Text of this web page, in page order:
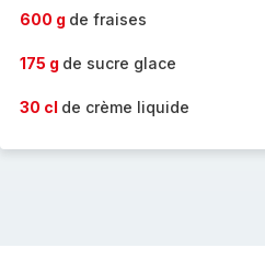
600 g de fraises
175 g de sucre glace
30 cl de crème liquide